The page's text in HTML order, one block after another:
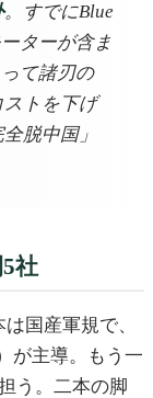
。すでにBlue
ターが含ま
て諸刃の
トを下げ
脱中国」
社
国産軍規で、
が主導。もう一
う。二本の脚